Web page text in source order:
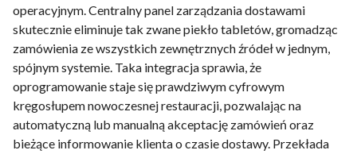
operacyjnym. Centralny panel zarządzania dostawami
skutecznie eliminuje tak zwane piekło tabletów, gromadząc
zamówienia ze wszystkich zewnętrznych źródeł w jednym,
spójnym systemie. Taka integracja sprawia, że
oprogramowanie staje się prawdziwym cyfrowym
kręgosłupem nowoczesnej restauracji, pozwalając na
automatyczną lub manualną akceptację zamówień oraz
bieżące informowanie klienta o czasie dostawy. Przekłada